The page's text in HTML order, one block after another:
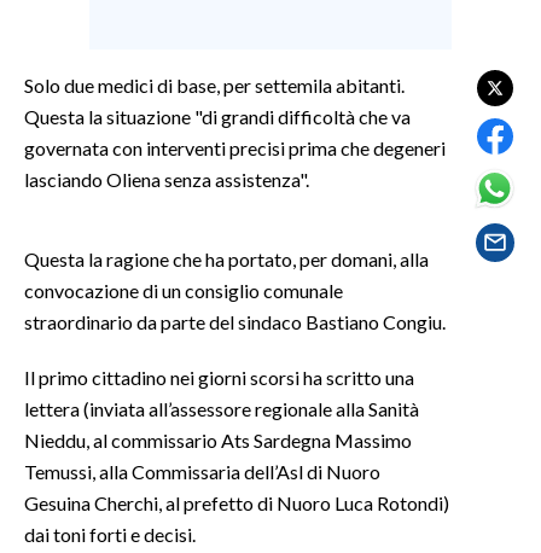
GOSSIP
SALUTE
SARDI NEL MONDO
NOTIZIE
#CARAUNIONE
3 MINUTI CON
INSULARITÀ
Solo due medici di base, per settemila abitanti.
Questa la situazione "di grandi difficoltà che va
governata con interventi precisi prima che degeneri
lasciando Oliena senza assistenza".
Questa la ragione che ha portato, per domani, alla
convocazione di un consiglio comunale
straordinario da parte del sindaco Bastiano Congiu.
Il primo cittadino nei giorni scorsi ha scritto una
lettera (inviata all’assessore regionale alla Sanità
Nieddu, al commissario Ats Sardegna Massimo
Temussi, alla Commissaria dell’Asl di Nuoro
Gesuina Cherchi, al prefetto di Nuoro Luca Rotondi)
dai toni forti e decisi.